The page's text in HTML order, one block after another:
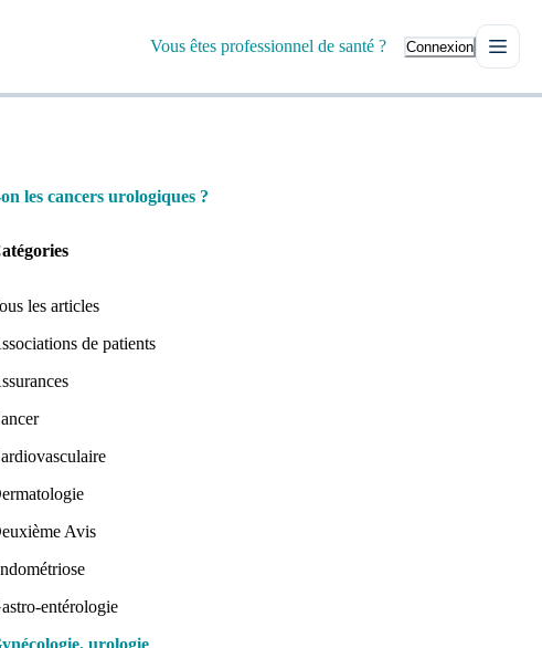
Vous êtes professionnel de santé ? Connexion
les cancers urologiques ?
les articles
de patients
Avis
entérologie
urologie